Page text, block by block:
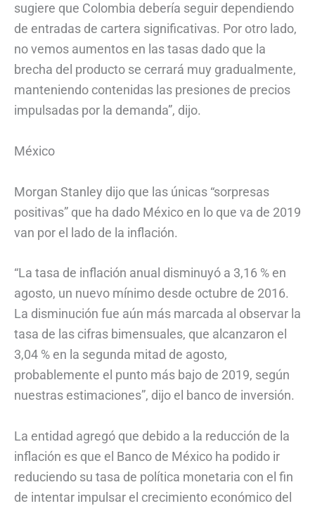
sugiere que Colombia debería seguir dependiendo
de entradas de cartera significativas. Por otro lado,
no vemos aumentos en las tasas dado que la
brecha del producto se cerrará muy gradualmente,
manteniendo contenidas las presiones de precios
impulsadas por la demanda”, dijo.
México
Morgan Stanley dijo que las únicas “sorpresas
positivas” que ha dado México en lo que va de 2019
van por el lado de la inflación.
“La tasa de inflación anual disminuyó a 3,16 % en
agosto, un nuevo mínimo desde octubre de 2016.
La disminución fue aún más marcada al observar la
tasa de las cifras bimensuales, que alcanzaron el
3,04 % en la segunda mitad de agosto,
probablemente el punto más bajo de 2019, según
nuestras estimaciones”, dijo el banco de inversión.
La entidad agregó que debido a la reducción de la
inflación es que el Banco de México ha podido ir
reduciendo su tasa de política monetaria con el fin
de intentar impulsar el crecimiento económico del